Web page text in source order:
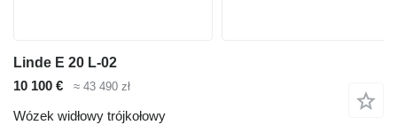
Linde E 20 L-02
10 100 €
≈ 43 490 zł
Wózek widłowy trójkołowy